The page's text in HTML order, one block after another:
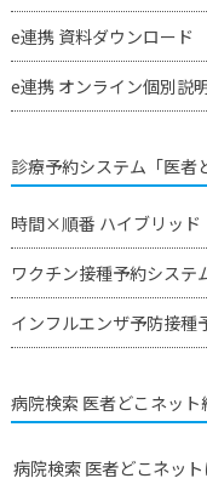
e連携 資料ダウンロード
e連携 オンライン個別説
診療予約システム「医者
時間×順番 ハイブリッ
ワクチン接種予約システ
インフルエンザ予防接種
病院検索 医者どこネッ
病院検索 医者どこネッ